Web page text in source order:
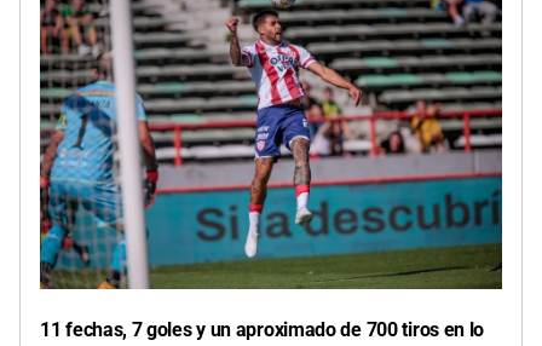
11 fechas, 7 goles y un aproximado de 700 tiros en lo